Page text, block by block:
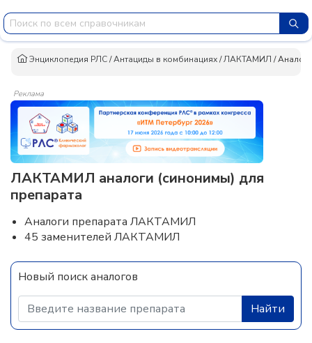
Энциклопедия РЛС/Антациды в комбинациях/ЛАКТАМИЛ /
Реклама
ЛАКТАМИЛ аналоги (синонимы) для
препарата
Аналоги препарата ЛАКТАМИЛ
45 заменителей ЛАКТАМИЛ
Новый поиск аналогов
Найти